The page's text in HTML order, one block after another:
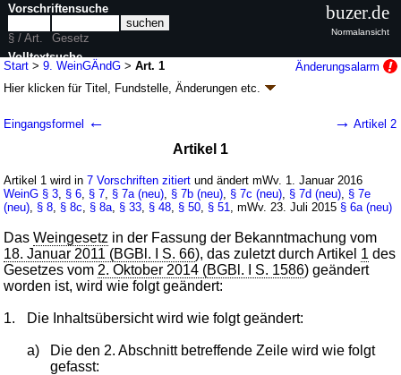
Start >9. WeinGÄndG >Art. 1
Änderungsalarm
Hier klicken fürTitel, Fundstelle, Änderungen etc.
Weingesetzes (9. WeinGÄndG
BGBl. I S. 1207 (Nr. 30 ); Geltung ab 01.01.2016,
2 Änderungen | Drucksachen / Entwurf / Begründung |
wird in 6 Vorschriften zitiert
Eingangsformel ← → Artikel 2
Artikel 1
Artikel 1 wird in7 Vorschriften zitiert und ändert mWv. 1. Januar 2016
WeinG § 3 § 6 § 7 § 7a (neu) § 7b (neu) § 7c (neu) § 7d (neu) § 7e
(neu) § 8 § 8c § 8a § 33 § 48 § 50 § 51 , mWv. 23. Juli 2015 § 6a (neu)
DasWeingesetz in der Fassung der Bekanntmachung vom
18. Januar 2011 (BGBl. I S. 66), das zuletzt durch Artikel 1 des
Gesetzes vom 2. Oktober 2014 (BGBl. I S. 1586) geändert
worden ist, wird wie folgt geändert:
1. Die Inhaltsübersicht wird wie folgt geändert:
a)
Die den 2. Abschnitt betreffende Zeile wird wie folgt
gefasst:
Vorschriftensuche
§ / Art.
Gesetz
Volltextsuche
nur in 9. WeinGÄndG
buzer.de
Normalansicht